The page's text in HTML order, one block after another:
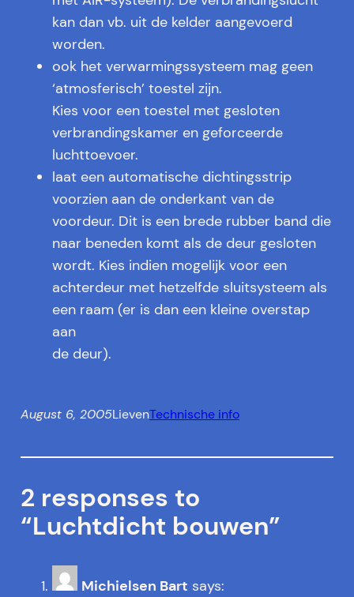
kan dan vb. uit de kelder aangevoerd
worden.
ook het verwarmingssysteem mag geen
‘atmosferisch’ toestel zijn.
Kies voor een toestel met gesloten
verbrandingskamer en geforceerde
luchttoevoer.
laat een automatische dichtingsstrip
voorzien aan de onderkant van de
voordeur. Dit is een brede rubber band die
naar beneden komt als de deur gesloten
wordt. Kies indien mogelijk voor een
achterdeur met hetzelfde sluitsysteem als
een raam (er is dan een kleine overstap
aan
de deur).
August 6, 2005LievenTechnische info
2 responses to
“Luchtdicht bouwen”
Michielsen Bart says: